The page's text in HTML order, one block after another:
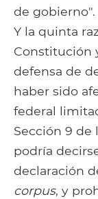
de gobierno".
Y la quinta
Constitución
defensa de
haber sido
federal
Sección 9 de
podría
declaración
corpus, y